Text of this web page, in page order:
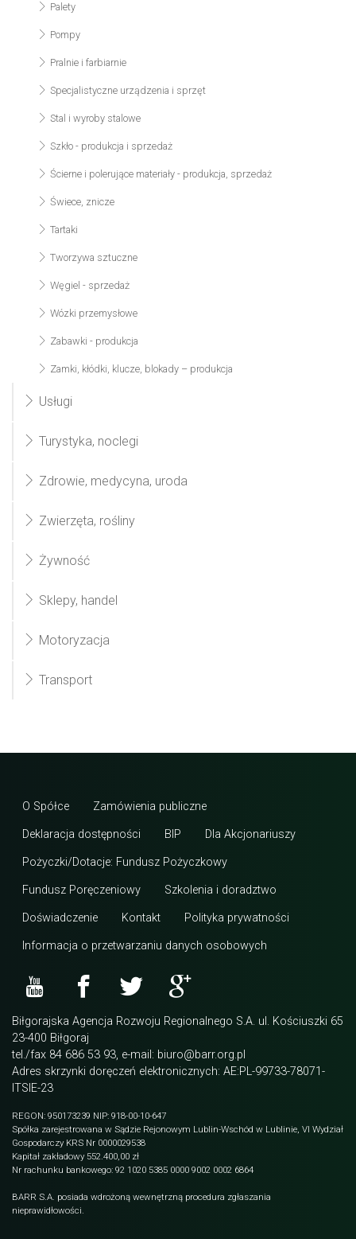
Palety
Pompy
Pralnie i farbiarnie
Specjalistyczne urządzenia i sprzęt
Stal i wyroby stalowe
Szkło - produkcja i sprzedaż
Ścierne i polerujące materiały - produkcja, sprzedaż
Świece, znicze
Tartaki
Tworzywa sztuczne
Węgiel - sprzedaż
Wózki przemysłowe
Zabawki - produkcja
Zamki, kłódki, klucze, blokady – produkcja
Usługi
Turystyka, noclegi
Zdrowie, medycyna, uroda
Zwierzęta, rośliny
Żywność
Sklepy, handel
Motoryzacja
Transport
O Spółce Zamówienia publiczne
Deklaracja dostępności BIP Dla Akcjonariuszy
Pożyczki/Dotacje: Fundusz Pożyczkowy
Fundusz Poręczeniowy Szkolenia i doradztwo
Doświadczenie Kontakt Polityka prywatności
Informacja o przetwarzaniu danych osobowych
Biłgorajska Agencja Rozwoju Regionalnego S.A. ul. Kościuszki 65
23-400 Biłgoraj
tel./fax 84 686 53 93, e-mail: biuro@barr.org.pl
Adres skrzynki doręczeń elektronicznych: AE:PL-99733-78071-
ITSIE-23
REGON: 950173239 NIP: 918-00-10-647
Spółka zarejestrowana w Sądzie Rejonowym Lublin-Wschód w Lublinie, VI Wydział
Gospodarczy KRS Nr 0000029538
Kapitał zakładowy 552.400,00 zł
Nr rachunku bankowego: 92 1020 5385 0000 9002 0002 6864
BARR S.A. posiada wdrożoną wewnętrzną procedura zgłaszania
nieprawidłowości.